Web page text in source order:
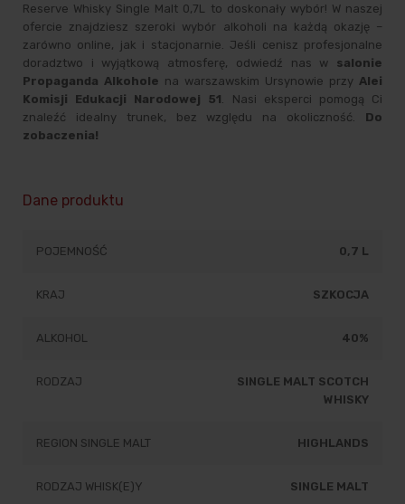
Reserve Whisky Single Malt 0,7L to doskonały wybór! W naszej
ofercie znajdziesz szeroki wybór alkoholi na każdą okazję –
zarówno online, jak i stacjonarnie. Jeśli cenisz profesjonalne
doradztwo i wyjątkową atmosferę, odwiedź nas w salonie
Propaganda Alkohole na warszawskim Ursynowie przy Alei
Komisji Edukacji Narodowej 51 . Nasi eksperci pomogą Ci
znaleźć idealny trunek, bez względu na okoliczność.
Do
zobaczenia!
Dane produktu
POJEMNOŚĆ 0,7 L
KRAJ SZKOCJA
ALKOHOL 40%
RODZAJ
SINGLE MALT SCOTCH
WHISKY
REGION SINGLE MALT HIGHLANDS
RODZAJ WHISK(E)Y SINGLE MALT